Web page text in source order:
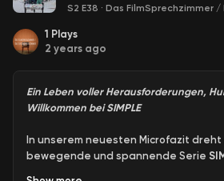
S2 E38 · Das FilmSprechzimmer
1 Plays
2 years ago
Ein Leben voller Herausforderungen,
Willkommen bei SIMPLE
In unserem neuesten Microfazit dreht
bewegende und spannende Serie